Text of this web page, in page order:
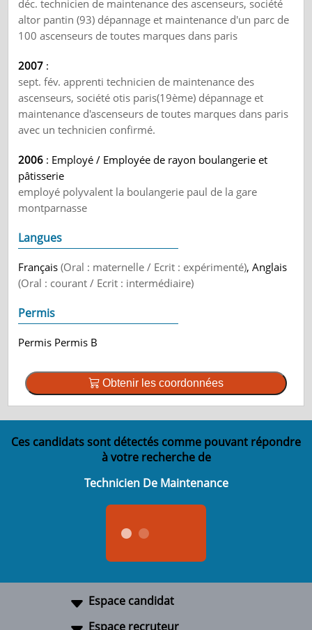
déc. technicien de maintenance des ascenseurs, société
altor pantin (93) dépannage et maintenance d'un parc de
100 ascenseurs de toutes marques dans paris
2007 :
sept. fév. apprenti technicien de maintenance des
ascenseurs, société otis paris(19ème) dépannage et
maintenance d'ascenseurs de toutes marques dans paris
avec un technicien confirmé.
2006 : Employé / Employée de rayon boulangerie et
pâtisserie
employé polyvalent la boulangerie paul de la gare
montparnasse
Langues
Français(Oral : maternelle / Ecrit : expérimenté), Anglais
(Oral : courant / Ecrit : intermédiaire)
Permis
Permis Permis B
Obtenir les coordonnées
Ces candidats sont détectés comme pouvant répondre
à votre recherche de
Technicien De Maintenance
Espace candidat
Espace recruteur